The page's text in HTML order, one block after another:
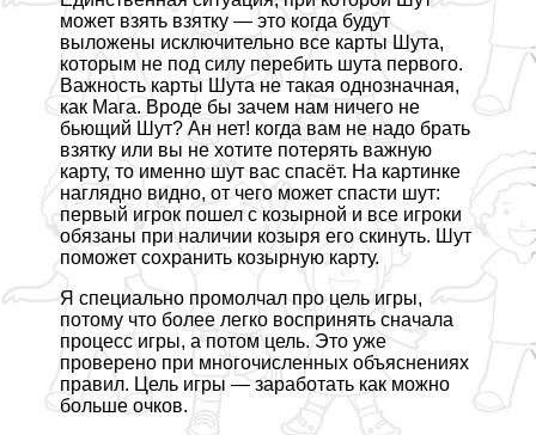
может взять взятку — это когда будут
выложены исключительно все карты Шута,
которым не под силу перебить шута первого.
Важность карты Шута не такая однозначная,
как Мага. Вроде бы зачем нам ничего не
бьющий Шут? Ан нет! когда вам не надо брать
взятку или вы не хотите потерять важную
карту, то именно шут вас спасёт. На картинке
наглядно видно, от чего может спасти шут:
первый игрок пошел с козырной и все игроки
обязаны при наличии козыря его скинуть. Шут
поможет сохранить козырную карту.
Я специально промолчал про цель игры,
потому что более легко воспринять сначала
процесс игры, а потом цель. Это уже
проверено при многочисленных объяснениях
правил. Цель игры — заработать как можно
больше очков.